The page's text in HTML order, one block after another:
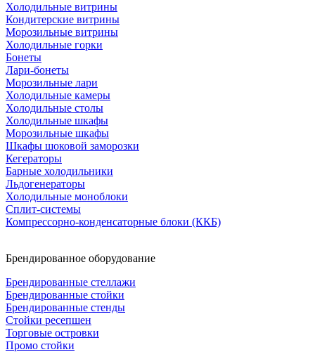
Холодильные витрины
Кондитерские витрины
Морозильные витрины
Холодильные горки
Бонеты
Лари-бонеты
Морозильные лари
Холодильные камеры
Холодильные столы
Холодильные шкафы
Морозильные шкафы
Шкафы шоковой заморозки
Кегераторы
Барные холодильники
Льдогенераторы
Холодильные моноблоки
Сплит-системы
Компрессорно-конденсаторные блоки (ККБ)
Брендированное оборудование
Брендированные стеллажи
Брендированные стойки
Брендированные стенды
Стойки ресепшен
Торговые островки
Промо стойки